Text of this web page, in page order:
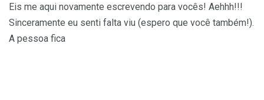
Eis me aqui novamente escrevendo para vocês! Aehhh!!!
Sinceramente eu senti falta viu (espero que você também!).
A pessoa fica